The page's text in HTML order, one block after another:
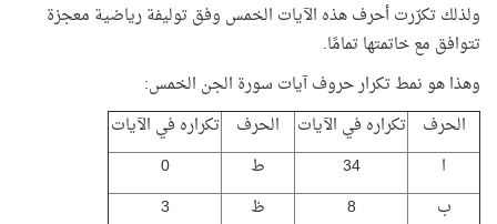
ولذلك تكرّرت أحرف هذه الآيات الخمس وفق توليفة رياضية معجزة
تتوافق مع خاتمتها تمامًا.
وهذا هو نمط تكرار حروف آيات سورة الجن الخمس:
الحرف
تكراره في الآيات الحرف
تكراره في الآيات
ا
34 ط
0
ب
8 ظ
3